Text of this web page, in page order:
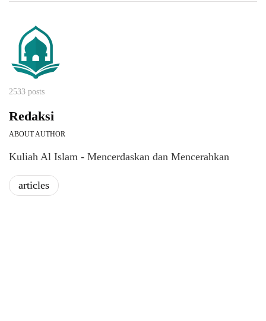
2533 posts
Redaksi
ABOUT AUTHOR
Kuliah Al Islam - Mencerdaskan dan Mencerahkan
articles